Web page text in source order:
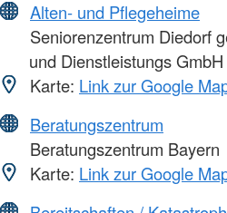
Alten- und Pflegeheime
Seniorenzentrum Diedorf
und Dienstleistungs GmbH
Karte: Link zur Google
Beratungszentrum
Beratungszentrum Bayern
Karte: Link zur Google